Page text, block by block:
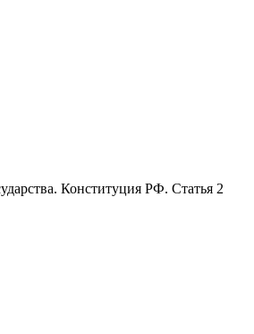
Конституция РФ. Статья 2